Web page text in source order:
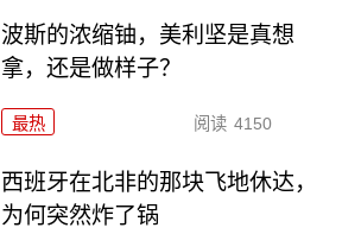
波斯的浓缩铀，美利坚是真想
拿，还是做样子？
最热 阅读 4150
西班牙在北非的那块飞地休达，
为何突然炸了锅